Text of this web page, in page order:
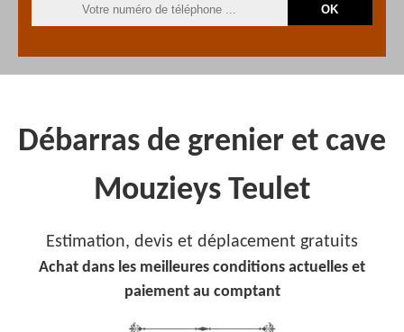
Débarras de grenier et cave
Mouzieys Teulet
Estimation, devis et déplacement gratuits
Achat dans les meilleures conditions actuelles et
paiement au comptant